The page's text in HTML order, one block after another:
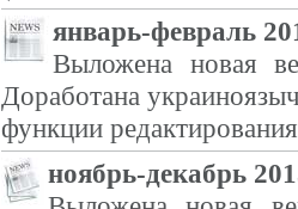
январь-февраль
Выложена новая
Доработана
функции
ноябрь-декабрь